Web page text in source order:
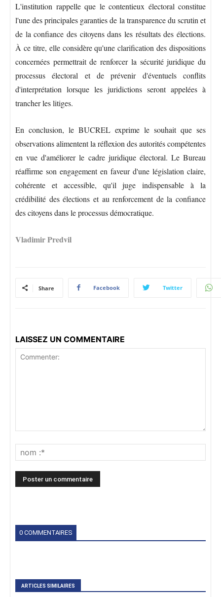
L'institution rappelle que le contentieux électoral constitue
l'une des principales garanties de la transparence du scrutin et
de la confiance des citoyens dans les résultats des élections.
À ce titre, elle considère qu'une clarification des dispositions
concernées permettrait de renforcer la sécurité juridique du
processus électoral et de prévenir d'éventuels conflits
d'interprétation lorsque les juridictions seront appelées à
trancher les litiges.
En conclusion, le BUCREL exprime le souhait que ses
observations alimentent la réflexion des autorités compétentes
en vue d'améliorer le cadre juridique électoral. Le Bureau
réaffirme son engagement en faveur d'une législation claire,
cohérente et accessible, qu'il juge indispensable à la
crédibilité des élections et au renforcement de la confiance
des citoyens dans le processus démocratique.
Vladimir Predvil
Share Facebook Twitter
LAISSEZ UN COMMENTAIRE
0 COMMENTAIRES
ARTICLES SIMILAIRES